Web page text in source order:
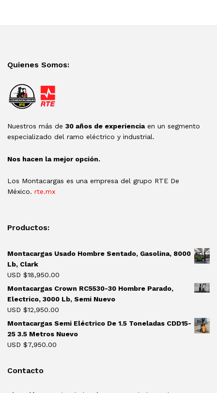
Quienes Somos:
Nuestros más de 30 años de experienciaen un segmento
especializado del ramo eléctrico y industrial.
Nos hacen la mejor opción.
Los Montacargas es una empresa del grupo RTE De
México. rte.mx
Productos:
Montacargas Usado Hombre Sentado, Gasolina, 8000
Lb, Clark
USD $18,950.00
Montacargas Crown RC5530-30 Hombre Parado,
Electrico, 3000 Lb, Semi Nuevo
USD $12,950.00
Montacargas Semi Eléctrico De 1.5 Toneladas CDD15-
25 3.5 Metros Nuevo
USD $7,950.00
Contacto